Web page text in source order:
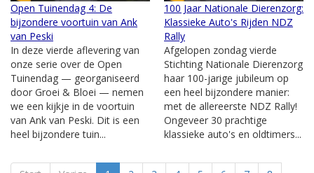
Open Tuinendag 4: De
bijzondere voortuin van Ank
van Peski
In deze vierde aflevering van
onze serie over de Open
Tuinendag — georganiseerd
door Groei & Bloei — nemen
we een kijkje in de voortuin
van Ank van Peski. Dit is een
heel bijzondere tuin...
100 Jaar Nationale Dierenzorg:
Klassieke Auto's Rijden NDZ
Rally
Afgelopen zondag vierde
Stichting Nationale Dierenzorg
haar 100-jarige jubileum op
een heel bijzondere manier:
met de allereerste NDZ Rally!
Ongeveer 30 prachtige
klassieke auto's en oldtimers...